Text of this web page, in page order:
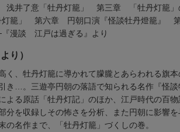
井了意「牡丹灯籠」 第三章 「牡丹灯籠
灯籠」 第六章 円朝口演『怪談牡丹燈籠』
漫談 江戸は過ぎる』より
り）
く、牡丹灯籠に導かれて朦朧とあらわれる旗
き…。三遊亭円朝の落語で知られる名作『怪
よる原話「牡丹灯記」のほか、江戸時代の百
分を収録しその怖さを分析、また円朝に影響
名作まで、「牡丹灯籠」づくしの巻。